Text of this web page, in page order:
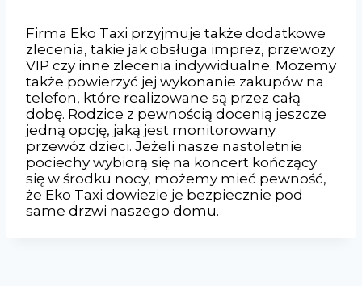
Firma Eko Taxi przyjmuje także dodatkowe
zlecenia, takie jak obsługa imprez, przewozy
VIP czy inne zlecenia indywidualne. Możemy
także powierzyć jej wykonanie zakupów na
telefon, które realizowane są przez całą
dobę. Rodzice z pewnością docenią jeszcze
jedną opcję, jaką jest monitorowany
przewóz dzieci. Jeżeli nasze nastoletnie
pociechy wybiorą się na koncert kończący
się w środku nocy, możemy mieć pewność,
że Eko Taxi dowiezie je bezpiecznie pod
same drzwi naszego domu.